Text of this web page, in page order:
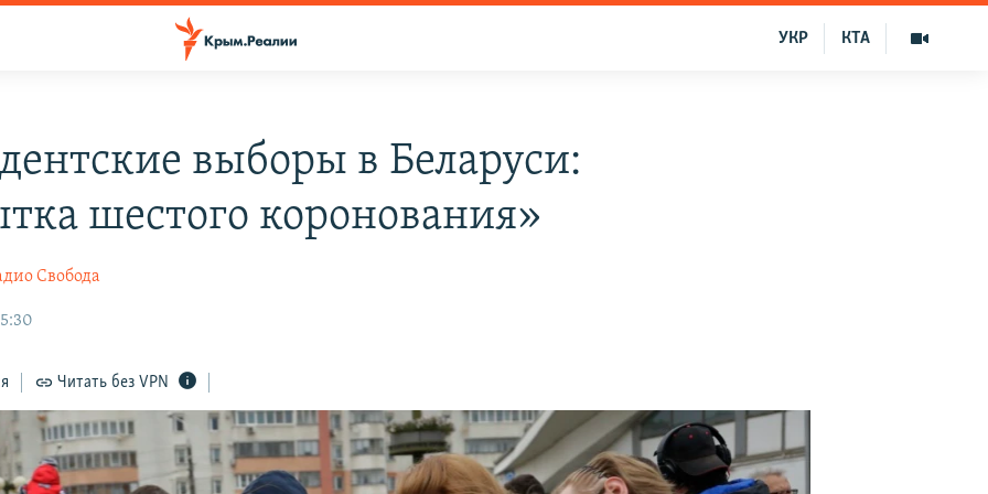
КТА
УКР
выборы в Беларуси:
шестого коронования»
Свобода
Читать без VPN